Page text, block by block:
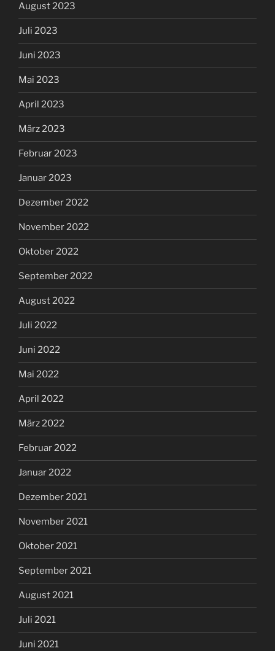
August 2023
Juli 2023
Juni 2023
Mai 2023
April 2023
März 2023
Februar 2023
Januar 2023
Dezember 2022
November 2022
Oktober 2022
September 2022
August 2022
Juli 2022
Juni 2022
Mai 2022
April 2022
März 2022
Februar 2022
Januar 2022
Dezember 2021
November 2021
Oktober 2021
September 2021
August 2021
Juli 2021
Juni 2021